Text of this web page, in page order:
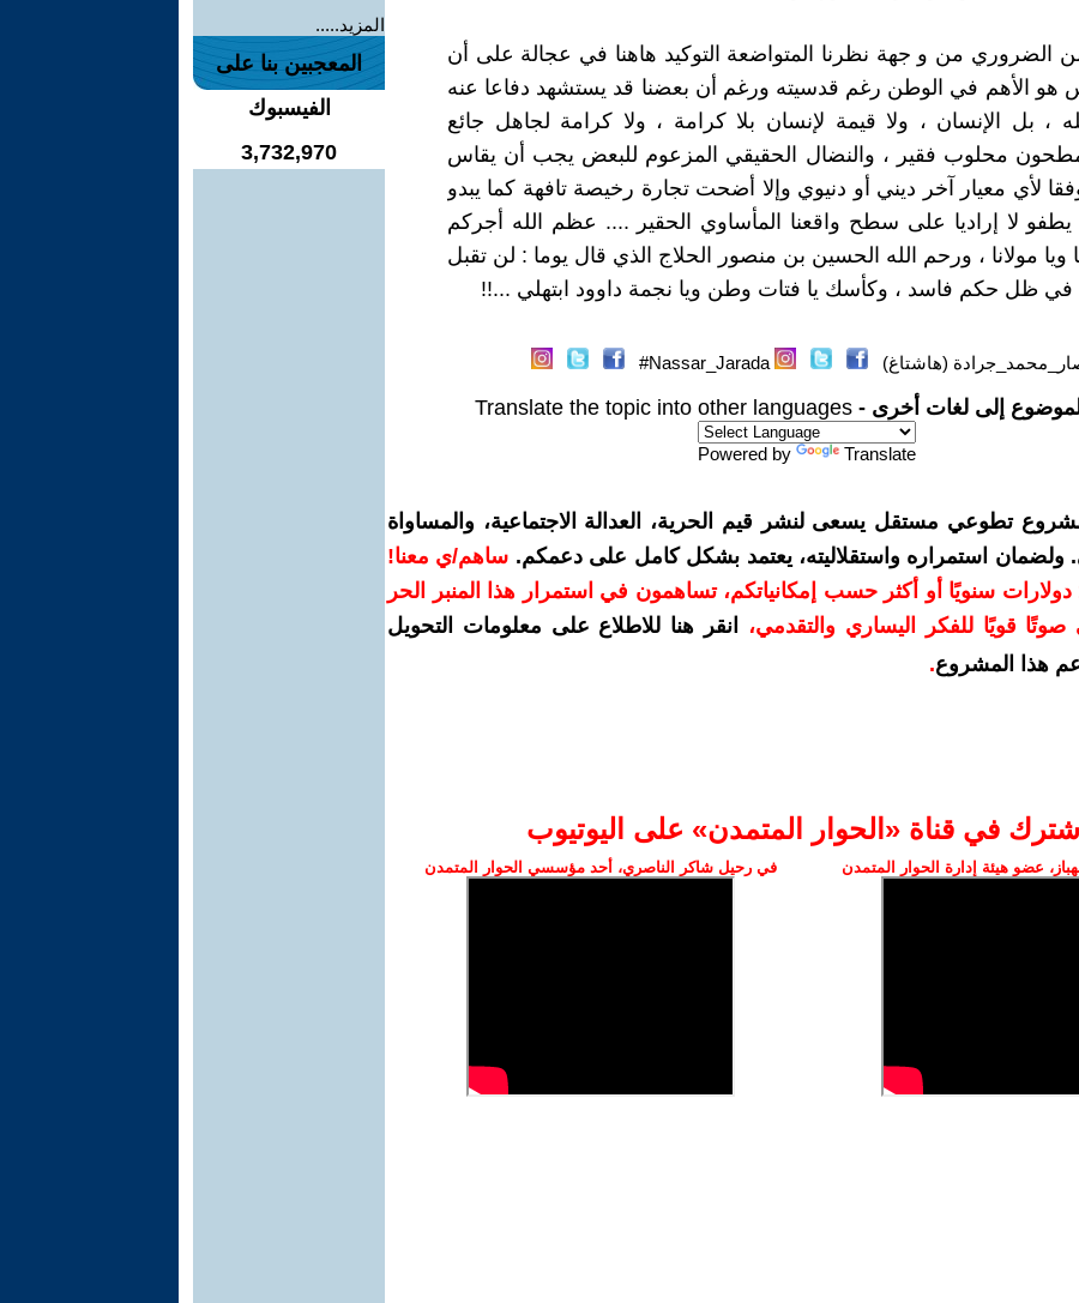
الضروري من و جهة نظرنا المتواضعة التوكيد هاهنا في عجالة على أن
هو الأهم في الوطن رغم قدسيته ورغم أن بعضنا قد يستشهد دفاعا عنه
، بل الإنسان ، ولا قيمة لإنسان بلا كرامة ، ولا كرامة لجاهل جائع
محلوب فقير ، والنضال الحقيقي المزعوم للبعض يجب أن يقاس
وفقا لأي معيار آخر ديني أو دنيوي وإلا أضحت تجارة رخيصة تافهة كما يبدو
يطفو لا إراديا على سطح واقعنا المأساوي الحقير .... عظم الله أجركم
ويا مولانا ، ورحم الله الحسين بن منصور الحلاج الذي قال يوما : لن تقبل
في ظل حكم فاسد ، وكأسك يا فتات وطن ويا نجمة داوود ابتهلي ...!!
(هاشتاغ) Nassar_Jarada#
إلى لغات أخرى - Translate the topic into other languages
Powered by Translate
تطوعي مستقل يسعى لنشر قيم الحرية، العدالة الاجتماعية، والمساواة
ولضمان استمراره واستقلاليته، يعتمد بشكل كامل على دعمكم. ساهم/ي معنا!
بدعمكم بمبلغ 10 دولارات سنويًا أو أكثر حسب إمكانياتكم، تساهمون في استمرار هذا المنبر الحر
صوتًا قويًا للفكر اليساري والتقدمي،
انقر هنا للاطلاع على معلومات التحويل
هذا المشروع.
اشترك في قناة ‫«الحوار المتمدن» على اليوتيوب
عضو هيئة إدارة الحوار المتمدن في رحيل شاكر الناصري، أحد مؤسسي الحوار المتمدن
المزيد.....
المعجبين بنا على
الفيسبوك
3,732,970